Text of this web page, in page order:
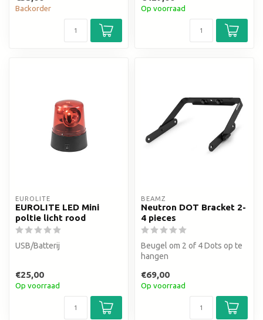
Backorder Op voorraad
EUROLITE
EUROLITE LED Mini
poltie licht rood
USB/Batterij
€25,00
Op voorraad
BEAMZ
Neutron DOT Bracket 2-
4 pieces
Beugel om 2 of 4 Dots op te
hangen
€69,00
Op voorraad